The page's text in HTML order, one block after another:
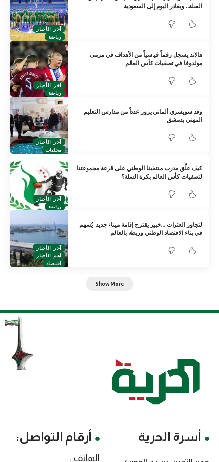
آخر الأخبار
رياضة
السلة.. ويغادر اليوم إلى السعودية
آخر الأخبار
رياضة
هالاند يسجل رقماً قياسياً من الأهداف في مرمى
مولدوفا في تصفيات كأس العالم
آخر الأخبار
محليات
وفد سويسري ألماني يزور عدداً من مدارس التعليم
المهني بدمشق
آخر الأخبار
رياضة
كيف علّق مدرب منتخبنا الوطني على قرعة مجموعتنا
لتصفيات كأس العالم بكرة السلة؟
آخر الأخبار
أهم الأخبار
اقتصاد
لتجاوز العثرات …خبير يقترح إقامة ميناء جديد يُسهم
في بناء الاقتصاد الوطني وربطه بالعالم
Show More
أسرة الحرية أرقام التواصل:
الهاتف :